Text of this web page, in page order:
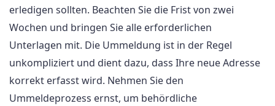
erledigen sollten. Beachten Sie die Frist von zwei
Wochen und bringen Sie alle erforderlichen
Unterlagen mit. Die Ummeldung ist in der Regel
unkompliziert und dient dazu, dass Ihre neue Adresse
korrekt erfasst wird. Nehmen Sie den
Ummeldeprozess ernst, um behördliche